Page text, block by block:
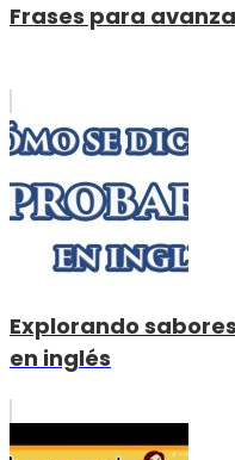
Frases para
Explorando
en inglés